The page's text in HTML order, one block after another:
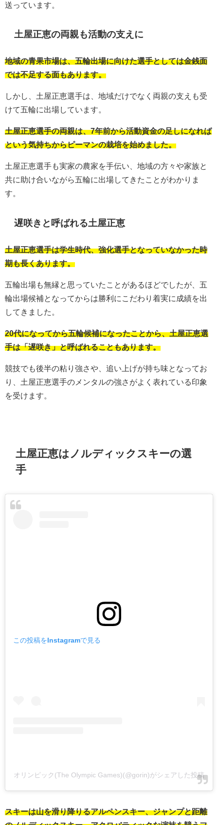
送っています。
土屋正恵の両親も活動の支えに
地域の青果市場は、五輪出場に向けた選手としては金銭面
では不足する面もあります。
しかし、土屋正恵選手は、地域だけでなく両親の支えも受
けて五輪に出場しています。
土屋正恵選手の両親は、7年前から活動資金の足しになれば
という気持ちからピーマンの栽培を始めました。
土屋正恵選手も実家の農家を手伝い、地域の方々や家族と
共に助け合いながら五輪に出場してきたことがわかりま
す。
遅咲きと呼ばれる土屋正恵
土屋正恵選手は学生時代、強化選手となっていなかった時
期も長くあります。
五輪出場も無縁と思っていたことがあるほどでしたが、五
輪出場候補となってからは勝利にこだわり着実に成績を出
してきました。
20代になってから五輪候補になったことから、土屋正恵選
手は「遅咲き」と呼ばれることもあります。
競技でも後半の粘り強さや、追い上げが持ち味となってお
り、土屋正恵選手のメンタルの強さがよく表れている印象
を受けます。
土屋正恵はノルディックスキーの選
手
この投稿をInstagramで見る
オリンピック(The Olympic Games)(@gorin)がシェアした投稿
スキーは山を滑り降りるアルペンスキー、ジャンプと距離